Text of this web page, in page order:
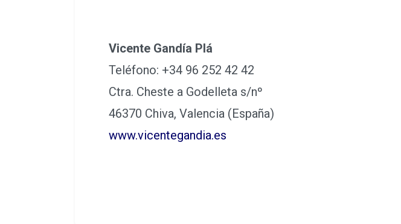
Vicente Gandía Plá
Teléfono: +34 96 252 42 42
Ctra. Cheste a Godelleta s/nº
46370 Chiva, Valencia (España)
www.vicentegandia.es